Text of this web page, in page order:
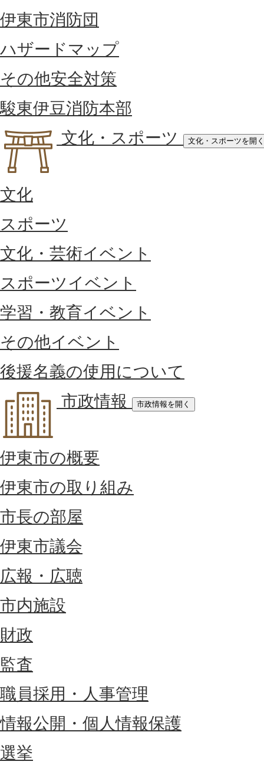
伊東市消防団
ハザードマップ
その他安全対策
駿東伊豆消防本部
文化・スポーツ
文化・スポーツを開く
文化
スポーツ
文化・芸術イベント
スポーツイベント
学習・教育イベント
その他イベント
後援名義の使用について
市政情報
市政情報を開く
伊東市の概要
伊東市の取り組み
市長の部屋
伊東市議会
広報・広聴
市内施設
財政
監査
職員採用・人事管理
情報公開・個人情報保護
選挙